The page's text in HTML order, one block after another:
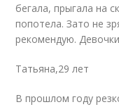
бегала, прыгала на
попотела. Зато не
рекомендую.
Татьяна,29 лет
В прошлом году